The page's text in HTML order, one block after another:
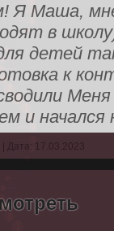
Я Маша,
в
детей
к
и начался
Дата: 17.03.2023